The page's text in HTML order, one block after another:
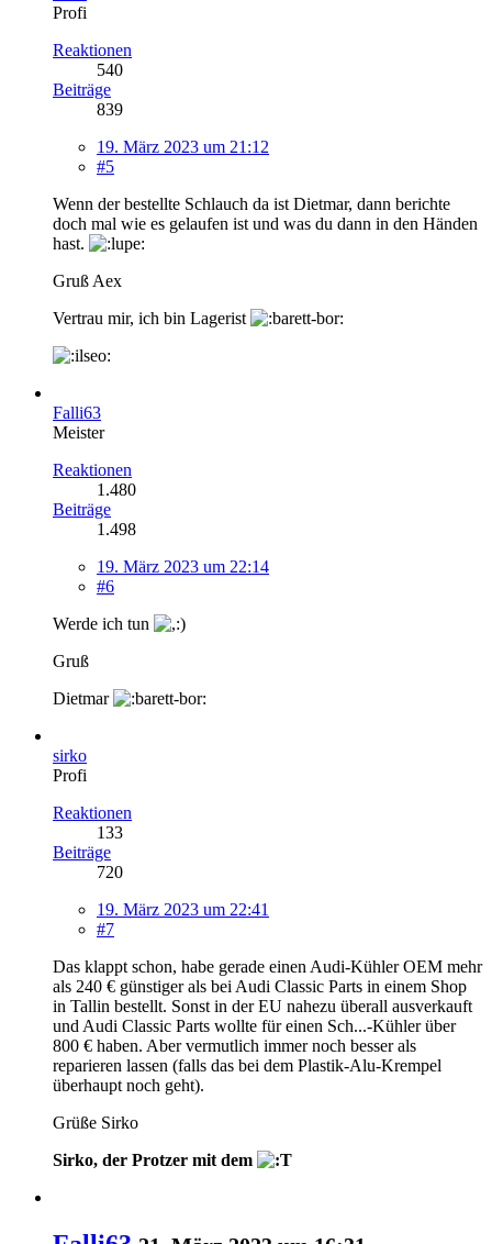
Profi
Reaktionen
540
Beiträge
839
19. März 2023 um 21:12
#5
Wenn der bestellte Schlauch da ist Dietmar, dann berichte
doch mal wie es gelaufen ist und was du dann in den Händen
hast.
Gruß Aex
Vertrau mir, ich bin Lagerist
Falli63
Meister
Reaktionen
1.480
Beiträge
1.498
19. März 2023 um 22:14
#6
Werde ich tun
Gruß
Dietmar
sirko
Profi
Reaktionen
133
Beiträge
720
19. März 2023 um 22:41
#7
Das klappt schon, habe gerade einen Audi-Kühler OEM mehr
als 240 € günstiger als bei Audi Classic Parts in einem Shop
in Tallin bestellt. Sonst in der EU nahezu überall ausverkauft
und Audi Classic Parts wollte für einen Sch...-Kühler über
800 € haben. Aber vermutlich immer noch besser als
reparieren lassen (falls das bei dem Plastik-Alu-Krempel
überhaupt noch geht).
Grüße Sirko
Sirko, der Protzer mit dem